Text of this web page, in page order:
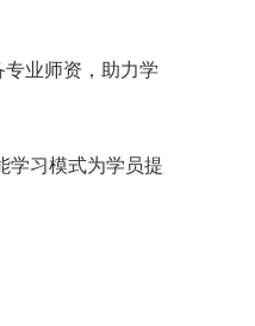
业师资，助力学
学习模式为学员提